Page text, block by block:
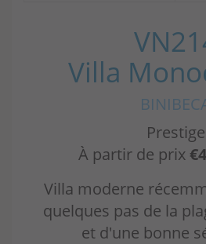
Villa
Prestige
À partir de prix
Villa moderne
quelques pas de la
et d'une bonne